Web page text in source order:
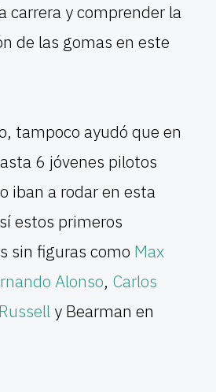
carrera y comprender la
de las gomas en este
tampoco ayudó que en
6 jóvenes pilotos
iban a rodar en esta
estos primeros
sin figuras como Max
Alonso, Carlos
Russell y Bearman en